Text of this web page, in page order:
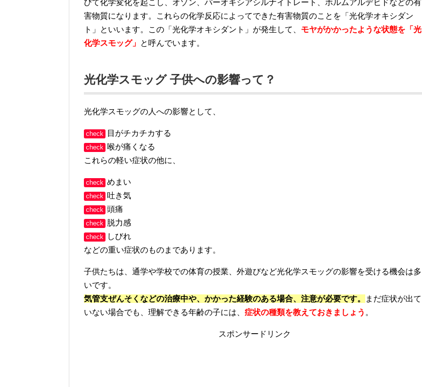
びて化学変化を起こし、オゾン、パーオキシアシルナイトレート、ホルムアルデヒドなどの有
害物質になります。これらの化学反応によってできた有害物質のことを「光化学オキシダン
ト」といいます。この「光化学オキシダント」が発生して、 モヤがかかったような状態を「光
化学スモッグ」 と呼んでいます。
光化学スモッグ 子供への影響って？
光化学スモッグの人への影響として、
check 目がチカチカする
check 喉が痛くなる
これらの軽い症状の他に、
check めまい
check 吐き気
check 頭痛
check 脱力感
check
しびれ
などの重い症状のものまであります。
子供たちは、通学や学校での体育の授業、外遊びなど光化学スモッグの影響を受ける機会は多
いです。
気管支ぜんそくなどの治療中や、かかった経験のある場合、注意が必要です。
まだ症状が出て
いない場合でも、理解できる年齢の子には、 症状の種類を教えておきましょう 。
スポンサードリンク